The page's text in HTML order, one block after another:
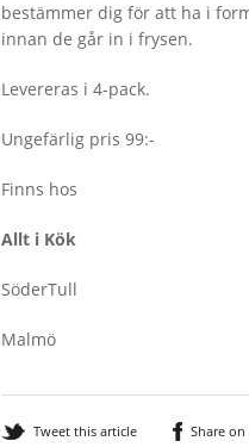
bestämmer dig för att ha i
innan de går in i frysen.
Levereras i 4-pack.
Ungefärlig pris 99:-
Finns hos
Allt i Kök
SöderTull
Malmö
Tweet this article
Share